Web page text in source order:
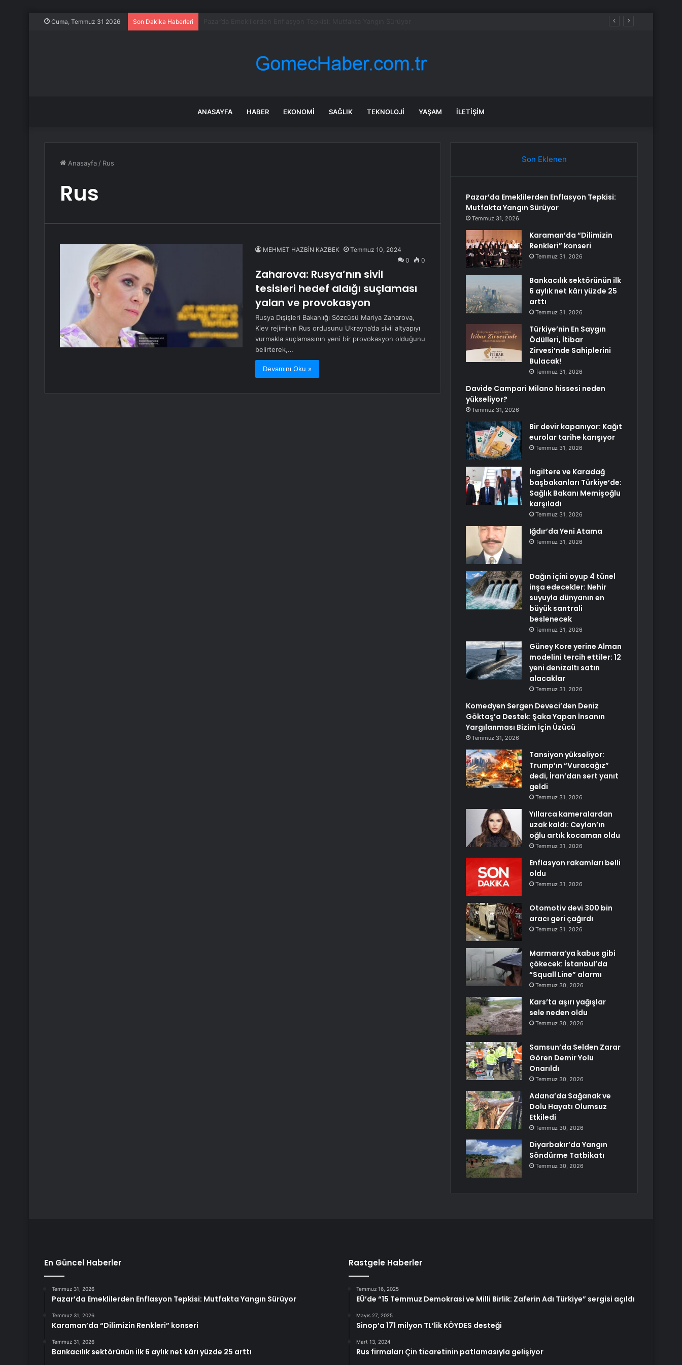
Cuma, Temmuz 31 2026 Son Dakika Haberleri
ANASAYFA HABER EKONOMI SAĞLIK TEKNOLOJI YAŞAM İLETIŞIM
Anasayfa / Rus
Rus
MEHMET HAZBİN KAZBEK
Temmuz 10, 2024
0
0
Zaharova: Rusya’nın sivil
tesisleri hedef aldığı suçlaması
yalan ve provokasyon
Rusya Dışişleri Bakanlığı Sözcüsü Mariya Zaharova,
Kiev rejiminin Rus ordusunu Ukrayna’da sivil altyapıyı
vurmakla suçlamasının yeni bir provokasyon olduğunu
belirterek,…
Devamını Oku »
Son Eklenen
Pazar’da Emeklilerden Enflasyon Tepkisi:
Mutfakta Yangın Sürüyor
Temmuz 31, 2026
Karaman’da “Dilimizin
Renkleri” konseri
Temmuz 31, 2026
Bankacılık sektörünün ilk
6 aylık net kârı yüzde 25
arttı
Temmuz 31, 2026
Türkiye’nin En Saygın
Ödülleri, İtibar
Zirvesi’nde Sahiplerini
Bulacak!
Temmuz 31, 2026
Davide Campari Milano hissesi neden
yükseliyor?
Temmuz 31, 2026
Bir devir kapanıyor: Kağıt
eurolar tarihe karışıyor
Temmuz 31, 2026
İngiltere ve Karadağ
başbakanları Türkiye’de:
Sağlık Bakanı Memişoğlu
karşıladı
Temmuz 31, 2026
Iğdır’da Yeni Atama
Temmuz 31, 2026
Dağın içini oyup 4 tünel
inşa edecekler: Nehir
suyuyla dünyanın en
büyük santrali
beslenecek
Temmuz 31, 2026
Güney Kore yerine Alman
modelini tercih ettiler: 12
yeni denizaltı satın
alacaklar
Temmuz 31, 2026
Komedyen Sergen Deveci’den Deniz
Göktaş’a Destek: Şaka Yapan İnsanın
Yargılanması Bizim İçin Üzücü
Temmuz 31, 2026
Tansiyon yükseliyor:
Trump’ın “Vuracağız”
dedi, İran’dan sert yanıt
geldi
Temmuz 31, 2026
Yıllarca kameralardan
uzak kaldı: Ceylan’ın
oğlu artık kocaman oldu
Temmuz 31, 2026
Enflasyon rakamları belli
oldu
Temmuz 31, 2026
Otomotiv devi 300 bin
aracı geri çağırdı
Temmuz 31, 2026
Marmara’ya kabus gibi
çökecek: İstanbul’da
“Squall Line” alarmı
Temmuz 30, 2026
Kars’ta aşırı yağışlar
sele neden oldu
Temmuz 30, 2026
Samsun’da Selden Zarar
Gören Demir Yolu
Onarıldı
Temmuz 30, 2026
Adana’da Sağanak ve
Dolu Hayatı Olumsuz
Etkiledi
Temmuz 30, 2026
Diyarbakır’da Yangın
Söndürme Tatbikatı
Temmuz 30, 2026
En Güncel Haberler
Temmuz 31, 2026
Pazar’da Emeklilerden Enflasyon Tepkisi: Mutfakta Yangın Sürüyor
Temmuz 31, 2026
Karaman’da “Dilimizin Renkleri” konseri
Temmuz 31, 2026
Bankacılık sektörünün ilk 6 aylık net kârı yüzde 25 arttı
Rastgele Haberler
Temmuz 16, 2025
EÜ’de “15 Temmuz Demokrasi ve Milli Birlik: Zaferin Adı Türkiye” sergisi açıldı
Mayıs 27, 2025
Sinop’a 171 milyon TL’lik KÖYDES desteği
Mart 13, 2024
Rus firmaları Çin ticaretinin patlamasıyla gelişiyor